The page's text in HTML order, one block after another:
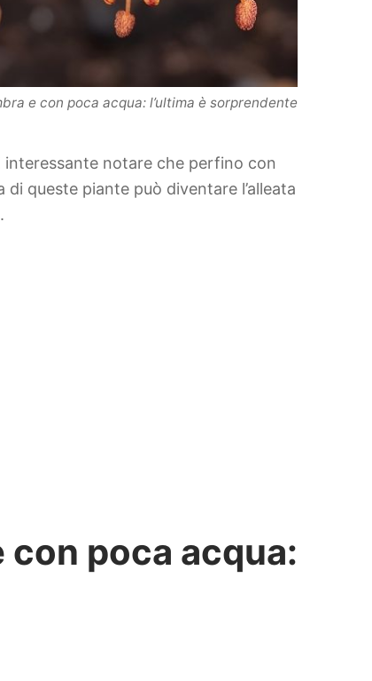
e con poca acqua: l’ultima è sorprendente
notare che perfino con
queste piante può diventare l’alleata
poca acqua: